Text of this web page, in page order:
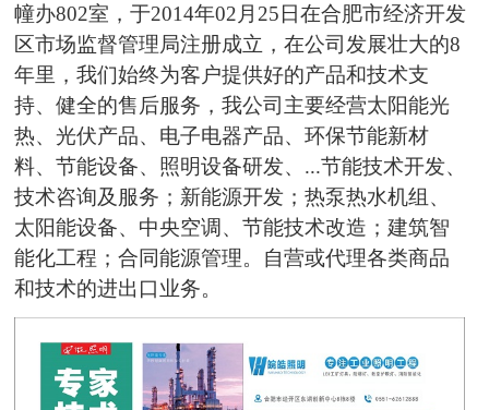
幢办802室，于2014年02月25日在合肥市经济开发
区市场监督管理局注册成立，在公司发展壮大的8
年里，我们始终为客户提供好的产品和技术支
持、健全的售后服务，我公司主要经营太阳能光
热、光伏产品、电子电器产品、环保节能新材
料、节能设备、照明设备研发、...节能技术开发、
技术咨询及服务；新能源开发；热泵热水机组、
太阳能设备、中央空调、节能技术改造；建筑智
能化工程；合同能源管理。自营或代理各类商品
和技术的进出口业务。